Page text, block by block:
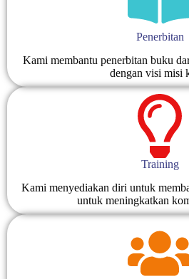
Penerbitan
Kami membantu penerbitan buku
dengan visi misi
Training
Kami menyediakan diri untuk
untuk meningkatkan